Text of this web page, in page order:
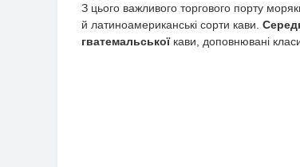
З цього важливого торгового порту
й латиноамериканські сорти кави.
гватемальської кави, доповнювані